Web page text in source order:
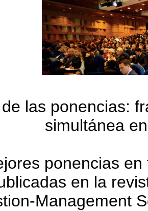
las ponencias:
simultánea
ponencias
en la
Management